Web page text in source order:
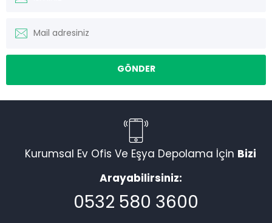
Kurumsal Ev Ofis Ve Eşya Depolama İçin Bizi
Arayabilirsiniz:
0532 580 3600